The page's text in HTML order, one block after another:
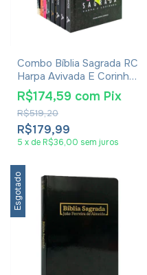
Combo Bíblia Sagrada RC
Harpa Avivada E Corinhos
Média Capa Dura 8
Unidades
R$179,99
R$519,20
R$174,59 com Pix
5 x de R$36,00 sem juros
Esgotado